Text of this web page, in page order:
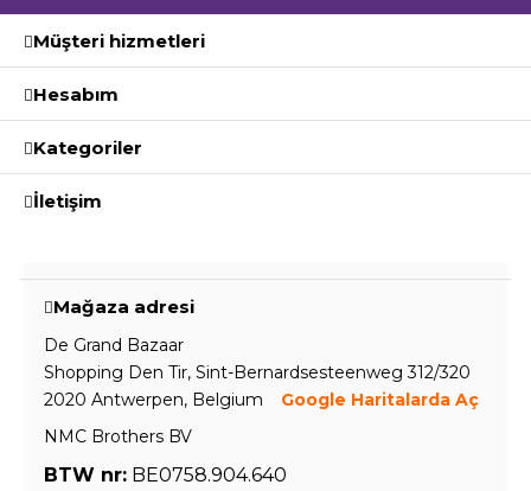
Müşteri hizmetleri
Hesabım
Kategoriler
İletişim
Mağaza adresi
De Grand Bazaar
Shopping Den Tir, Sint-Bernardsesteenweg 312/320
2020 Antwerpen, Belgium
Google Haritalarda Aç
NMC Brothers BV
BTW nr: BE0758.904.640